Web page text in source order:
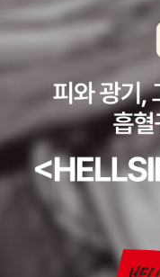
들-모두가 사람-에 의해
한 통계숫자를 연구하는
무시되던 이런 상황도 1
아지면서 내재가치를 따
915년 첫 차익거래를 성
가격에 거래되는 보통주
보통주를 매도하는 식의
는 결론을 내리게 되었다
학 다닐 때, 아르바이트
의 거만했던 사장이 굽실
합니다.- 나는 기업의 삶